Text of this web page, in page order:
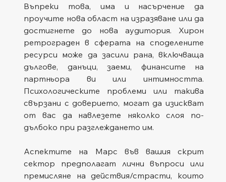
Въпреки това, има и насърчение да
проучите нова област на изразяване или да
достигнете до нова аудитория. Хирон
ретрограден в сферата на споделените
ресурси може да засили рана, включваща
дългове, данъци, заеми, финансите на
партньора ви или интимността.
Психологическите проблеми или такива
свързани с доверието, могат да изискват
от вас да навлезете няколко слоя по-
дълбоко при разглеждането им.
Аспектите на Марс във вашия скрит
сектор предполагат лични въпроси или
премисляне на действия/страсти, които